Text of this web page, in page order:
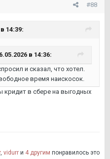
#88
14:39:
в 14:36:
и сказал, что хотел.
время наискосок.
кридит в сбере на выгодных
, vidurr и 4 другим понравилось это